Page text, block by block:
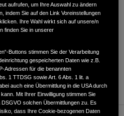
aufrufen, um Ihre Auswahl zu ändern
indem Sie auf den Link Voreinstellungen
Ihre Wahl wirkt sich auf unsere/n
finden Sie in unserer
Buttons stimmen Sie der Verarbeitung
gespeicherten Daten wie z.B.
Adressen für die benannten
1 TTDSG sowie Art. 6 Abs. 1 lit. a
auch eine Übermittlung in die USA durch
Mit Ihrer Einwilligung stimmen Sie
solchen Übermittlungen zu. Es
dass Ihre Cookie-bezogenen Daten